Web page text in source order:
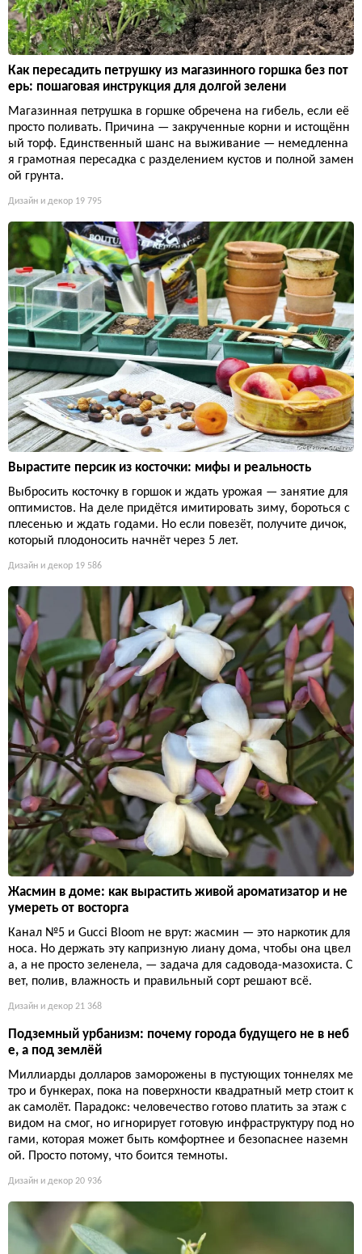
Как пересадить петрушку из магазинного горшка без пот
ерь: пошаговая инструкция для долгой зелени
Магазинная петрушка в горшке обречена на гибель, если её
просто поливать. Причина — закрученные корни и истощённ
ый торф. Единственный шанс на выживание — немедленна
я грамотная пересадка с разделением кустов и полной замен
ой грунта.
Дизайн и декор 19 795
Вырастите персик из косточки: мифы и реальность
Выбросить косточку в горшок и ждать урожая — занятие для
оптимистов. На деле придётся имитировать зиму, бороться с
плесенью и ждать годами. Но если повезёт, получите дичок,
который плодоносить начнёт через 5 лет.
Дизайн и декор 19 586
Жасмин в доме: как вырастить живой ароматизатор и не
умереть от восторга
Канал №5 и Gucci Bloom не врут: жасмин — это наркотик для
носа. Но держать эту капризную лиану дома, чтобы она цвел
а, а не просто зеленела, — задача для садовода-мазохиста. С
вет, полив, влажность и правильный сорт решают всё.
Дизайн и декор 21 368
Подземный урбанизм: почему города будущего не в неб
е, а под землёй
Миллиарды долларов заморожены в пустующих тоннелях ме
тро и бункерах, пока на поверхности квадратный метр стоит к
ак самолёт. Парадокс: человечество готово платить за этаж с
видом на смог, но игнорирует готовую инфраструктуру под но
гами, которая может быть комфортнее и безопаснее наземн
ой. Просто потому, что боится темноты.
Дизайн и декор 20 936